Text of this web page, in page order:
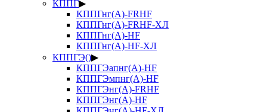
КППГ▶
КППГнг(А)-FRHF
КППГнг(А)-FRHF-ХЛ
КППГнг(А)-HF
КППГнг(А)-HF-ХЛ
КППГЭ()▶
КППГЭапнг(А)-HF
КППГЭмпнг(А)-HF
КППГЭнг(А)-FRHF
КППГЭнг(А)-HF